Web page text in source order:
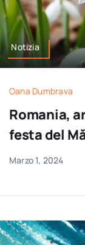
Notizia
Oana Dumbrava
Romania,
festa del
Marzo 1, 2024